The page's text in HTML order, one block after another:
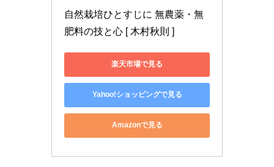
自然栽培ひとすじに 無農薬・無
肥料の技と心 [ 木村秋則 ]
楽天市場で見る
Yahoo!ショッピングで見る
Amazonで見る